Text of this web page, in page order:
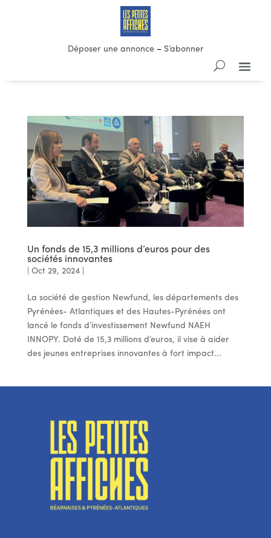
Déposer une annonce– S’abonner
Un fonds de 15,3 millions d’euros pour des
sociétés innovantes
Oct 29, 2024|
La société de gestion Newfund, les départements des
Pyrénées- Atlantiques et des Hautes-Pyrénées ont
lancé le fonds d’investissement Newfund NAEH
INNOPY. Doté de 15,3 millions d’euros, il vise à aider
des jeunes entreprises innovantes à fort impact...